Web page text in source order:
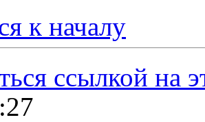
к началу